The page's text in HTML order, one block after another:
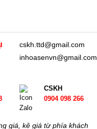
cskh.ttd@gmail.com
inhoasenvn@gmail.com
CSKH
0904 098 266
giá, kê giá từ phía khách